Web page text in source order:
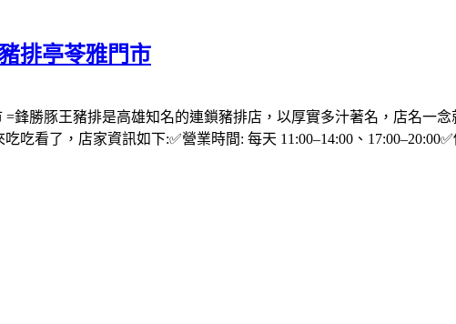
排亭苓雅門市
鋒勝豚王豬排是高雄知名的連鎖豬排店，以厚實多汁著名，店名一
吃看了，店家資訊如下:✅營業時間: 每天 11:00–14:00、